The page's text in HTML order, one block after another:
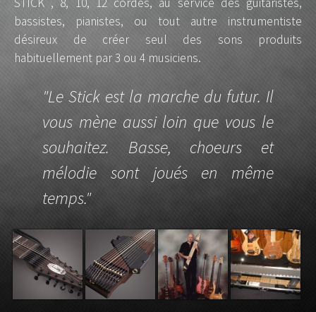
bassistes, pianistes, ou tout autre instrumentiste
désireux de créer seul des sons produits
habituellement par 3 ou 4 musiciens.
"Le Stick est la marche du futur. Il
vous mène aussi loin que vous le
souhaitez. Basse, choeurs et
mélodie sont joués en même
temps."